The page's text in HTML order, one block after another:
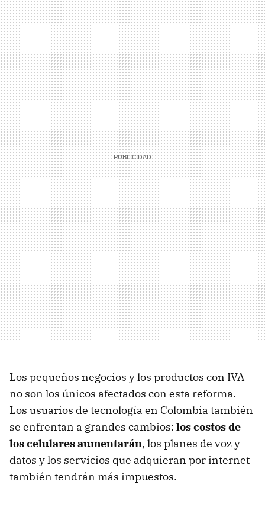
Los pequeños negocios y los productos con IVA
no son los únicos afectados con esta reforma.
Los usuarios de tecnología en Colombia también
se enfrentan a grandes cambios: los costos de
los celulares aumentarán, los planes de voz y
datos y los servicios que adquieran por internet
también tendrán más impuestos.